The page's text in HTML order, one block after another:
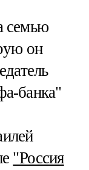
семью
он
банка"
"Россия